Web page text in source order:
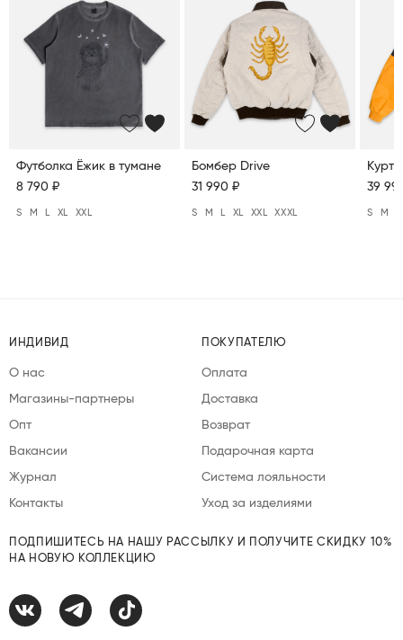
Футболка Ёжик в тумане
8 790 ₽
S M XL XXL
Бомбер Drive
31 990 ₽
S M XL XXL XXXL
39
S M
ИНДИВИД
О нас
Магазины-партнеры
Опт
Вакансии
Журнал
Контакты
ПОКУПАТЕЛЮ
Оплата
Доставка
Возврат
Подарочная карта
Система лояльности
Уход за изделиями
ПОДПИШИТЕСЬ НА НАШУ РАССЫЛКУ И ПОЛУЧИТЕ СКИДКУ 10%
НА НОВУЮ КОЛЛЕКЦИЮ